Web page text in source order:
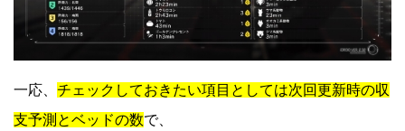
一応、 チェックしておきたい項目としては次回更新時の収
支予測とベッドの数で、